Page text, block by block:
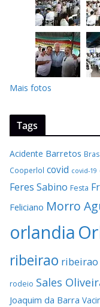
Mais fotos
Tags
Acidente Barretos
Cooperlol covid covid-19
Feres Sabino Festa
Feliciano Morro
orlandia
ribeirao
rodeio Sales
Joaquim da Barra